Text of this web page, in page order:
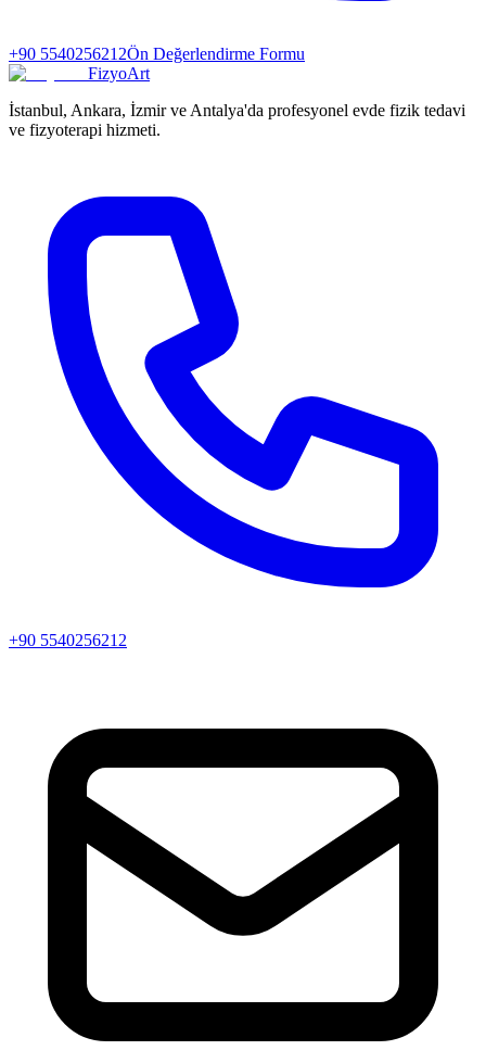
+90 5540256212Ön Değerlendirme Formu
FizyoArt
İstanbul, Ankara, İzmir ve Antalya'da profesyonel evde fizik tedavi
ve fizyoterapi hizmeti.
+90 5540256212